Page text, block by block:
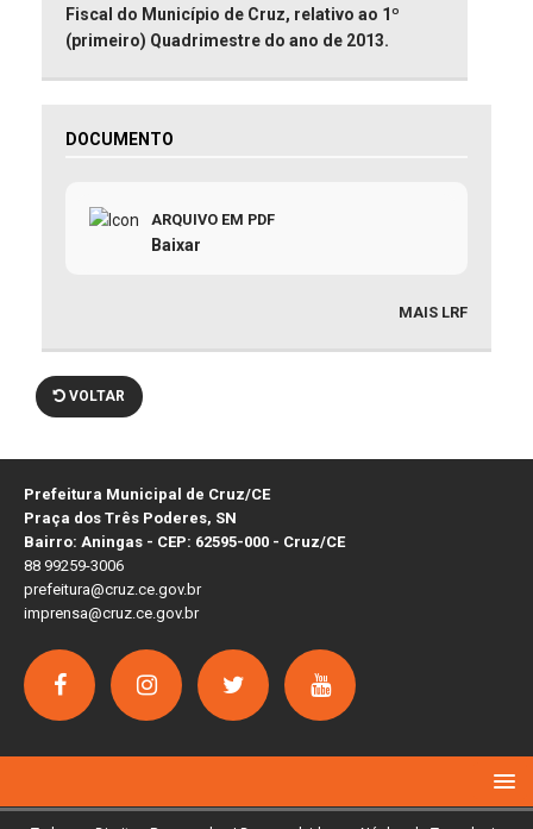
Fiscal do Município de Cruz, relativo ao 1º
(primeiro) Quadrimestre do ano de 2013.
DOCUMENTO
ARQUIVO EM PDF
Baixar
MAIS LRF
VOLTAR
Prefeitura Municipal de Cruz/CE
Praça dos Três Poderes, SN
Bairro: Aningas - CEP: 62595-000 - Cruz/CE
88 99259-3006
prefeitura@cruz.ce.gov.br
imprensa@cruz.ce.gov.br